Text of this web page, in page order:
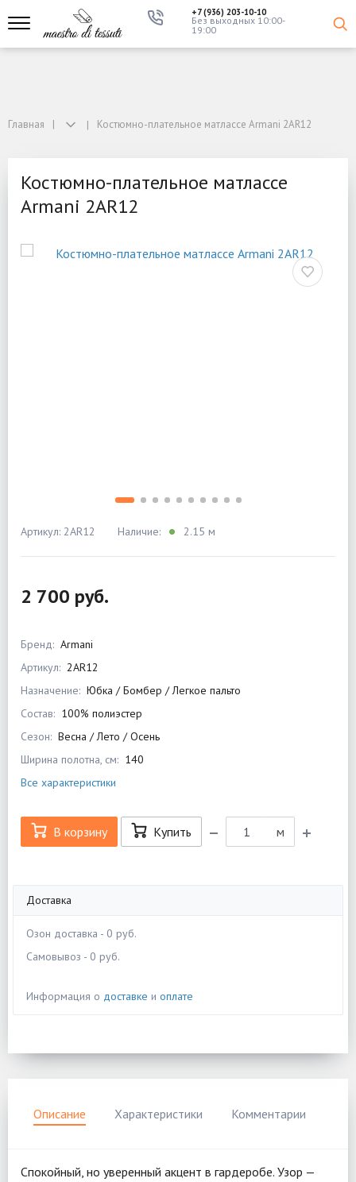
+7 (936) 203-10-10
Без выходных 10:00-
19:00
Главная Костюмно-плательное матлассе Armani 2AR12
Костюмно-плательное матлассе
Armani 2AR12
Артикул: 2AR12 Наличие: 2.15 м
2 700 руб.
Бренд: Armani
Артикул: 2AR12
Назначение: Юбка / Бомбер / Легкое пальто
Состав: 100% полиэстер
Сезон: Весна / Лето / Осень
Ширина полотна, см: 140
Все характеристики
В корзину Купить м
Доставка
Озон доставка - 0 руб.
Самовывоз - 0 руб.
Информация о доставке и оплате
Описание Характеристики Комментарии
Спокойный, но уверенный акцент в гардеробе. Узор —